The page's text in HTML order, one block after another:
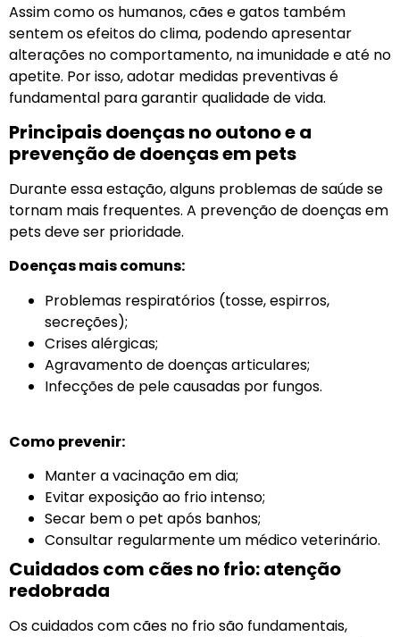
Assim como os humanos, cães e gatos também
sentem os efeitos do clima, podendo apresentar
alterações no comportamento, na imunidade e até no
apetite. Por isso, adotar medidas preventivas é
fundamental para garantir qualidade de vida.
Principais doenças no outono e a
prevenção de doenças em pets
Durante essa estação, alguns problemas de saúde se
tornam mais frequentes. A prevenção de doenças em
pets deve ser prioridade.
Doenças mais comuns:
Problemas respiratórios (tosse, espirros,
secreções);
Crises alérgicas;
Agravamento de doenças articulares;
Infecções de pele causadas por fungos.
Como prevenir:
Manter a vacinação em dia;
Evitar exposição ao frio intenso;
Secar bem o pet após banhos;
Consultar regularmente um médico veterinário.
Cuidados com cães no frio: atenção
redobrada
Os cuidados com cães no frio são fundamentais,